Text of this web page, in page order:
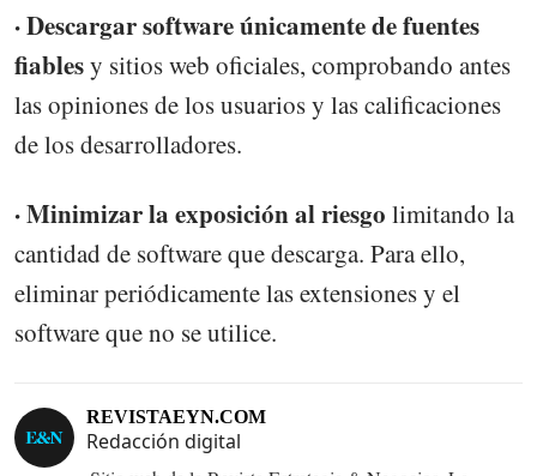
· Descargar software únicamente de fuentes
fiablesy sitios web oficiales, comprobando antes
las opiniones de los usuarios y las calificaciones
de los desarrolladores.
· Minimizar la exposición al riesgo limitando la
cantidad de software que descarga. Para ello,
eliminar periódicamente las extensiones y el
software que no se utilice.
REVISTAEYN.COM
Redacción digital